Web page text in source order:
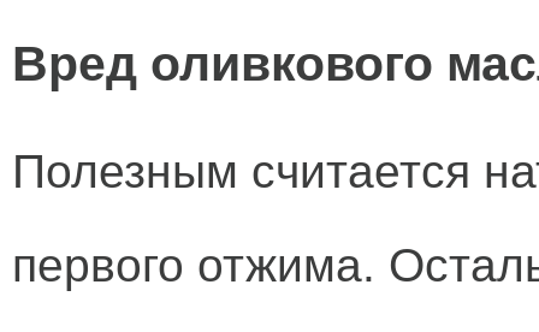
Вред оливкового
Полезным считается
первого отжима.